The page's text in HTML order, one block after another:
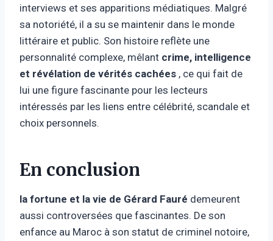
interviews et ses apparitions médiatiques. Malgré
sa notoriété, il a su se maintenir dans le monde
littéraire et public. Son histoire reflète une
personnalité complexe, mêlant crime, intelligence
et révélation de vérités cachées , ce qui fait de
lui une figure fascinante pour les lecteurs
intéressés par les liens entre célébrité, scandale et
choix personnels.
En conclusion
la fortune et la vie de Gérard Fauré demeurent
aussi controversées que fascinantes. De son
enfance au Maroc à son statut de criminel notoire,